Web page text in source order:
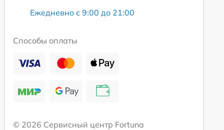
Ежедневно с 9:00 до 21:00
Способы оплаты
© 2026 Сервисный центр Fortuna